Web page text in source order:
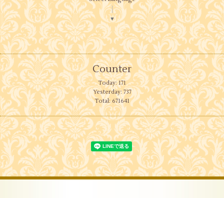
▼
Counter
Today:171
Yesterday:737
Total:671641